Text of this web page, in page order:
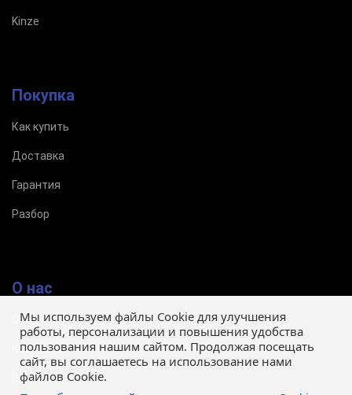
Мы используем файлы Cookie для улучшения
работы, персонализации и повышения удобства
пользования нашим сайтом. Продолжая посещать
сайт, вы соглашаетесь на использование нами
файлов Cookie.
Kinze
Покупка
Как купить
Доставка
Гарантия
Разбор
О нас
О магазине
Контакты
Вакансии